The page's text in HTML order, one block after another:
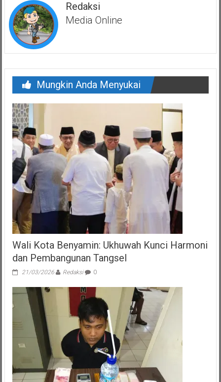
Redaksi
Media Online
Mungkin Anda Menyukai
Wali Kota Benyamin: Ukhuwah Kunci Harmoni
dan Pembangunan Tangsel
21/03/2026 Redaksi 0